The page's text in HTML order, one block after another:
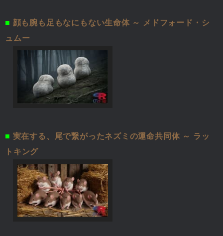
■ 顔も腕も足もなにもない生命体 ～ メドフォード・シ
ュムー
■ 実在する、尾で繋がったネズミの運命共同体 ～ ラッ
トキング